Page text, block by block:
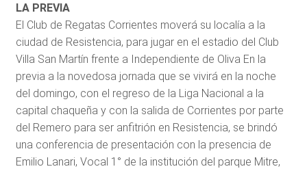
LA PREVIA
El Club de Regatas Corrientes moverá su localía a la
ciudad de Resistencia, para jugar en el estadio del Club
Villa San Martín frente a Independiente de Oliva En la
previa a la novedosa jornada que se vivirá en la noche
del domingo, con el regreso de la Liga Nacional a la
capital chaqueña y con la salida de Corrientes por parte
del Remero para ser anfitrión en Resistencia, se brindó
una conferencia de presentación con la presencia de
Emilio Lanari, Vocal 1° de la institución del parque Mitre,